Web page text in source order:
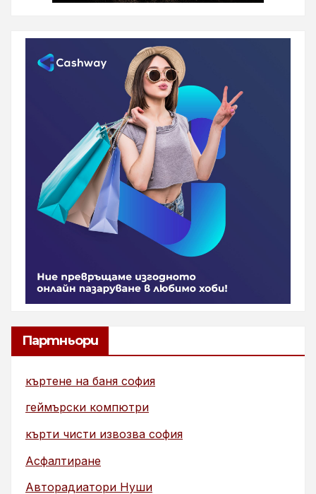
Партньори
къртене на баня софия
геймърски компютри
кърти чисти извозва софия
Асфалтиране
Авторадиатори Нуши